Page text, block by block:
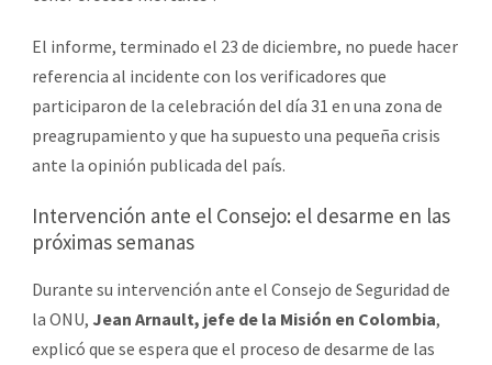
El informe, terminado el 23 de diciembre, no puede hacer
referencia al incidente con los verificadores que
participaron de la celebración del día 31 en una zona de
preagrupamiento y que ha supuesto una pequeña crisis
ante la opinión publicada del país.
Intervención ante el Consejo: el desarme en las
próximas semanas
Durante su intervención ante el Consejo de Seguridad de
la ONU, Jean Arnault, jefe de la Misión en Colombia,
explicó que se espera que el proceso de desarme de las